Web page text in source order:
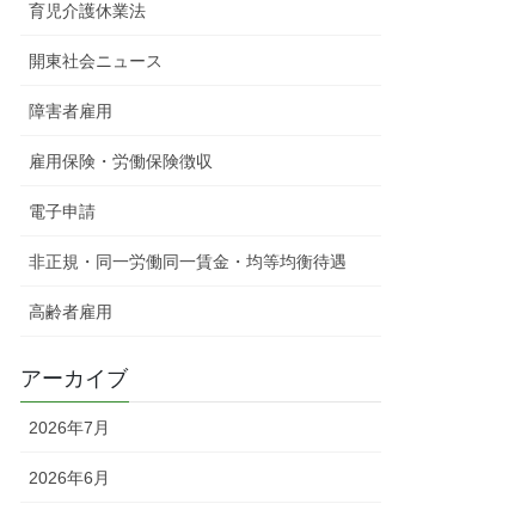
育児介護休業法
開東社会ニュース
障害者雇用
雇用保険・労働保険徴収
電子申請
非正規・同一労働同一賃金・均等均衡待遇
高齢者雇用
アーカイブ
2026年7月
2026年6月